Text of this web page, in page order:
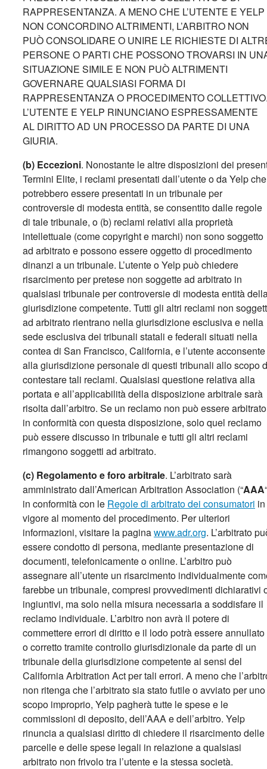
RAPPRESENTANZA. A MENO CHE L’UTENTE E YELP
NON CONCORDINO ALTRIMENTI, L’ARBITRO NON
PUÒ CONSOLIDARE O UNIRE LE RICHIESTE DI
PERSONE O PARTI CHE POSSONO TROVARSI IN
SITUAZIONE SIMILE E NON PUÒ ALTRIMENTI
GOVERNARE QUALSIASI FORMA DI
RAPPRESENTANZA O PROCEDIMENTO
L’UTENTE E YELP RINUNCIANO ESPRESSAMENTE
AL DIRITTO AD UN PROCESSO DA PARTE DI UNA
GIURIA.
(b) Eccezioni. Nonostante le altre disposizioni dei
Termini Elite, i reclami presentati dall’utente o da Yelp che
potrebbero essere presentati in un tribunale per
controversie di modesta entità, se consentito dalle regole
di tale tribunale, o (b) reclami relativi alla proprietà
intellettuale (come copyright e marchi) non sono soggetto
ad arbitrato e possono essere oggetto di procedimento
dinanzi a un tribunale. L’utente o Yelp può chiedere
risarcimento per pretese non soggette ad arbitrato in
qualsiasi tribunale per controversie di modesta entità
giurisdizione competente. Tutti gli altri reclami non
ad arbitrato rientrano nella giurisdizione esclusiva e nella
sede esclusiva dei tribunali statali e federali situati nella
contea di San Francisco, California, e l’utente acconsente
alla giurisdizione personale di questi tribunali allo scopo
contestare tali reclami. Qualsiasi questione relativa alla
portata e all’applicabilità della disposizione arbitrale sarà
risolta dall’arbitro. Se un reclamo non può essere arbitrato
in conformità con questa disposizione, solo quel reclamo
può essere discusso in tribunale e tutti gli altri reclami
rimangono soggetti ad arbitrato.
(c) Regolamento e foro arbitrale. L’arbitrato sarà
amministrato dall’American Arbitration Association (“AAA
in conformità con le Regole di arbitrato dei consumatori in
vigore al momento del procedimento. Per ulteriori
informazioni, visitare la paginawww.adr.org. L’arbitrato
essere condotto di persona, mediante presentazione di
documenti, telefonicamente o online. L’arbitro può
assegnare all’utente un risarcimento individualmente
farebbe un tribunale, compresi provvedimenti dichiarativi
ingiuntivi, ma solo nella misura necessaria a soddisfare il
reclamo individuale. L’arbitro non avrà il potere di
commettere errori di diritto e il lodo potrà essere annullato
o corretto tramite controllo giurisdizionale da parte di un
tribunale della giurisdizione competente ai sensi del
California Arbitration Act per tali errori. A meno che
non ritenga che l’arbitrato sia stato futile o avviato per uno
scopo improprio, Yelp pagherà tutte le spese e le
commissioni di deposito, dell’AAA e dell’arbitro. Yelp
rinuncia a qualsiasi diritto di chiedere il risarcimento delle
parcelle e delle spese legali in relazione a qualsiasi
arbitrato non frivolo tra l’utente e la stessa società.